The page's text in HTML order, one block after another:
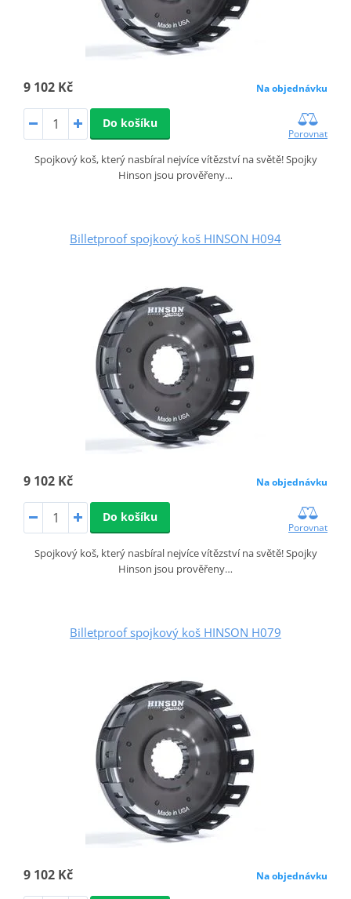
9 102 Kč Na objednávku
Do košíku
Porovnat
Spojkový koš, který nasbíral nejvíce vítězství na světě! Spojky
Hinson jsou prověřeny…
Billetproof spojkový koš HINSON H094
9 102 Kč Na objednávku
Do košíku
Porovnat
Spojkový koš, který nasbíral nejvíce vítězství na světě! Spojky
Hinson jsou prověřeny…
Billetproof spojkový koš HINSON H079
9 102 Kč Na objednávku